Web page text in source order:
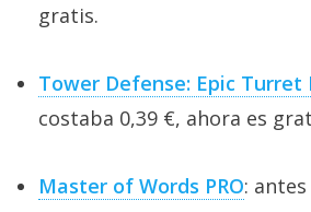
gratis.
Tower Defense: Epic Turret
costaba 0,39 €, ahora es
Master of Words PRO: